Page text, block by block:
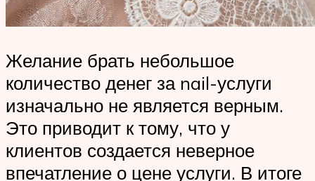
Желание брать небольшое
количество денег за nail-услуги
изначально не является верным.
Это приводит к тому, что у
клиентов создается неверное
впечатление о цене услуги. В итоге